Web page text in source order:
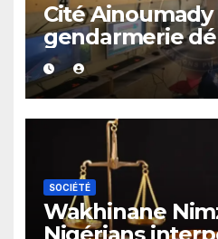
Cité Ainoumady
gendarmerie
salle de jeux de
clandestine
SOCIÉTÉ
Wakhinane